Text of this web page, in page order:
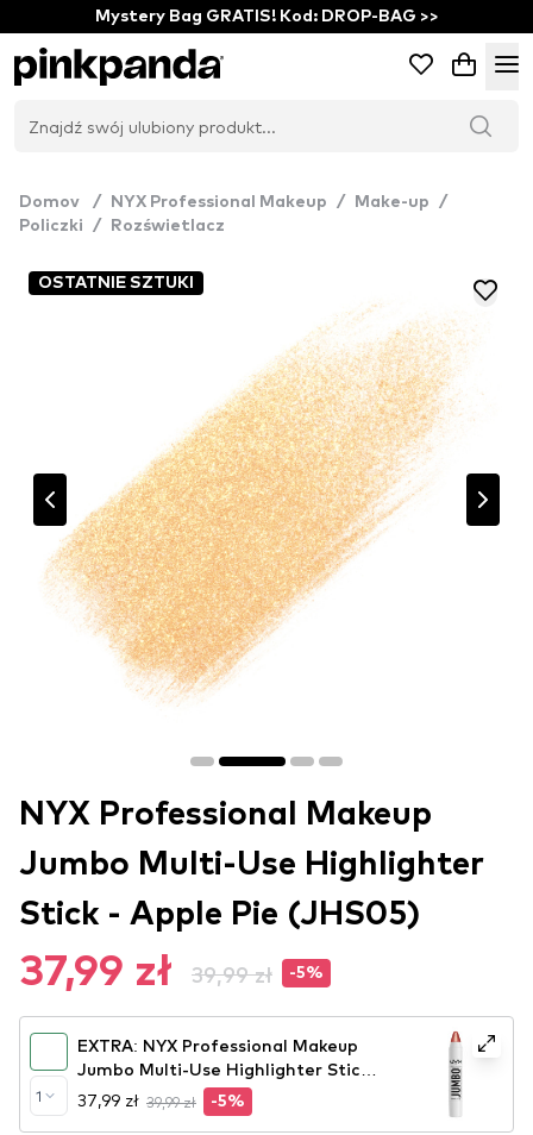
Mystery Bag GRATIS! Kod: DROP-BAG >>
Domov / NYX Professional Makeup / Make-up
/
Policzki
/ Rozświetlacz
OSTATNIE SZTUKI
NYX Professional Makeup
Jumbo Multi-Use Highlighter
Stick - Apple Pie (JHS05)
37,99 zł 39,99 zł -5%
1
EXTRA: NYX Professional Makeup
Jumbo Multi-Use Highlighter Stick
- Lemon Merringue (JHS03)
37,99 zł 39,99 zł -5%